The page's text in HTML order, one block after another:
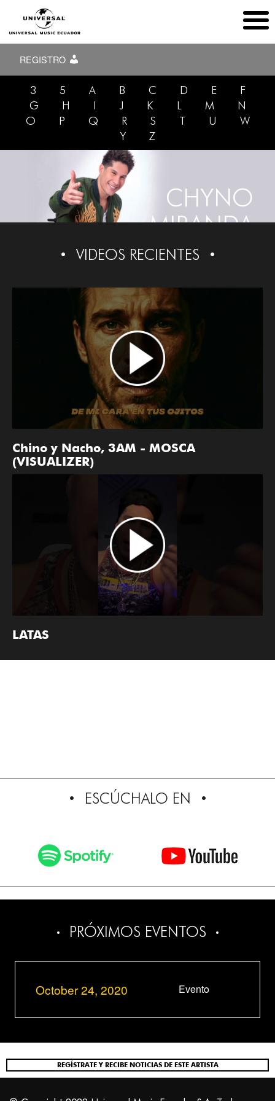
REGISTRO
3 5 A B C D E
F
G
H I J K L M
N
O
P Q R S T U
W
Y
Z
CHYNO
MIRANDA
VIDEOS RECIENTES
Chino y Nacho, 3AM - MOSCA
(VISUALIZER)
LATAS
ESCÚCHALO EN
PRÓXIMOS EVENTOS
October 24, 2020 Evento
REGÍSTRATE Y RECIBE NOTICIAS DE ESTE ARTISTA